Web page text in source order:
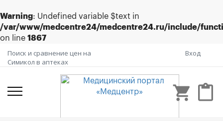
Warning: Undefined variable $text in
/var/www/medcentre24/medcentre24.ru/include/
on line 1867
Поиск и сравнение цен на
Симикол в аптеках
Вход
shopping_cart content_paste